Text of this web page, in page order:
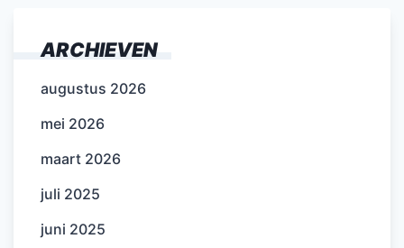
ARCHIEVEN
augustus 2026
mei 2026
maart 2026
juli 2025
juni 2025